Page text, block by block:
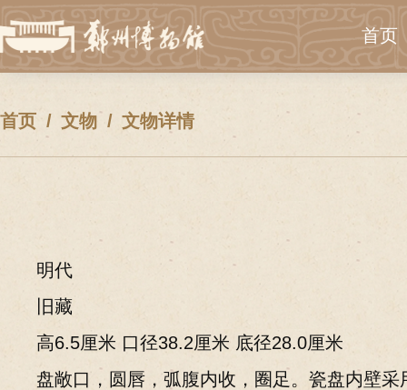
首页
首页 文物 文物详情
明代
旧藏
高6.5厘米 口径38.2厘米 底径28.0厘米
盘敞口，圆唇，弧腹内收，圈足。瓷盘内壁